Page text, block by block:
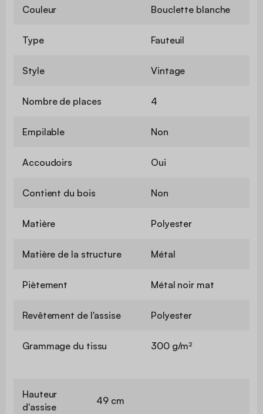
Couleur Bouclette blanche
Type Fauteuil
Style Vintage
Nombre de places 4
Empilable Non
Accoudoirs Oui
Contient du bois Non
Matière Polyester
Matière de la structure Métal
Piètement Métal noir mat
Revêtement de l'assise Polyester
Grammage du tissu 300 g/m²
Hauteur
d'assise
49 cm